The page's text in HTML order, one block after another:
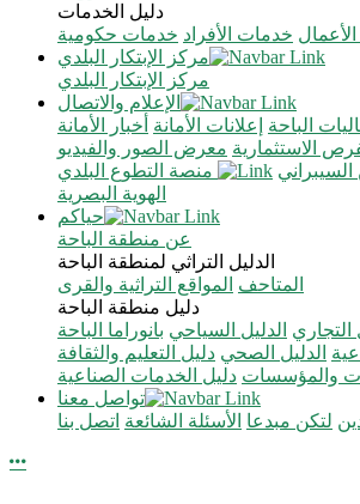
دليل الخدمات
خدمات حكومية خدمات الأفراد
مركز الإبتكار البلدي
مركز الإبتكار البلدي
الإعلام والاتصال
أخبار الأمانة إعلانات الأمانة الباحة
معرض الصور والفيديو الاستثمارية
منصة التطوع البلدي
السيبراني
الهوية البصرية
حياكم
عن منطقة الباحة
الدليل التراثي لمنطقة الباحة
المواقع التراثية والقرى المتاحف
دليل منطقة الباحة
بانوراما الباحة الدليل السياحي التجاري
دليل التعليم والثقافة الدليل الصحي
دليل الخدمات الصناعية والمؤسسات
تواصل معنا
اتصل بنا الأسئلة الشائعة لتكن مبدعا